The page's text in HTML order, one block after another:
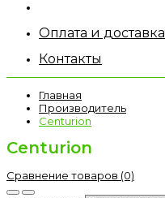
Оплата и доставка
Контакты
Главная
Производитель
Centurion
Centurion
Сравнение товаров (0)